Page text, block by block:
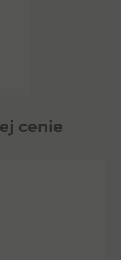
cenie